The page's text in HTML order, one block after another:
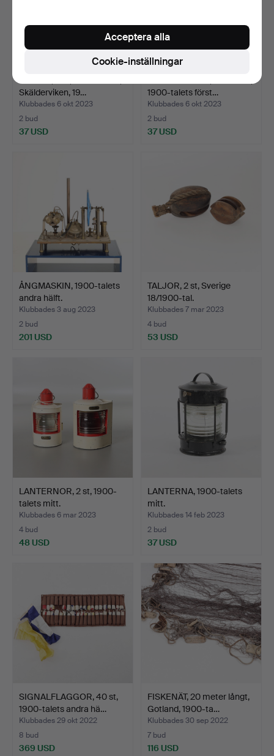
Skälderviken, 19…
Klubbades 6 okt 2023
2 bud
37 USD
1900-talets först…
Klubbades 6 okt 2023
2 bud
37 USD
ÅNGMASKIN, 1900-talets
andra hälft.
Klubbades 3 aug 2023
2 bud
201 USD
TALJOR, 2 st, Sverige
18/1900-tal.
Klubbades 7 mar 2023
4 bud
53 USD
LANTERNOR, 2 st, 1900-
talets mitt.
Klubbades 6 mar 2023
4 bud
48 USD
LANTERNA, 1900-talets
mitt.
Klubbades 14 feb 2023
2 bud
37 USD
SIGNALFLAGGOR, 40 st,
1900-talets andra hä…
Klubbades 29 okt 2022
8 bud
369 USD
FISKENÄT, 20 meter långt,
Gotland, 1900-ta…
Klubbades 30 sep 2022
7 bud
116 USD
Cookie-inställningar
Acceptera alla